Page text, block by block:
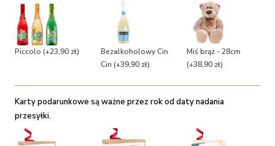
Piccolo (+23,90 zł)
Bezalkoholowy Cin
Cin (+39,90 zł)
Miś brąz - 28cm
(+38,90 zł)
Karty podarunkowe są ważne przez rok od daty nadania
przesyłki.